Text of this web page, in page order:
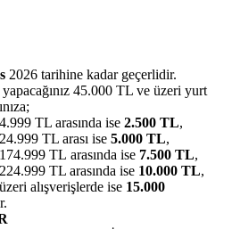
2026 tarihine kadar geçerlidir.
45.000 TL ve üzeri yurt
TL arasında ise 2.500 TL,
TL arası ise 5.000 TL,
TL arasında ise 7.500 TL,
TL arasında ise 10.000 TL,
alışverişlerde ise 15.000